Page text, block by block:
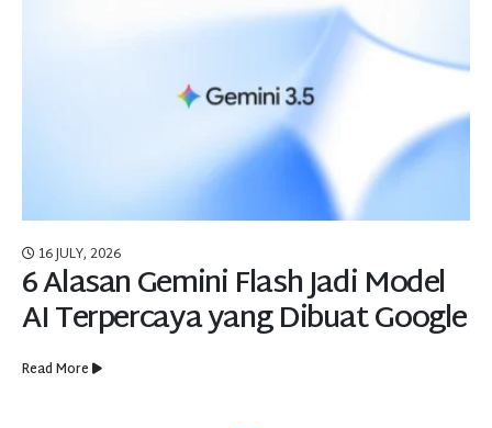
16 JULY, 2026
6 Alasan Gemini Flash Jadi Model
AI Terpercaya yang Dibuat Google
Read More